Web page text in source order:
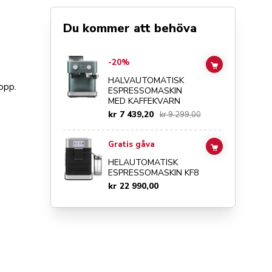
Du kommer att behöva
Go toHalvautomatisk espressomaskin med kaffekvarn
-20%
HALVAUTOMATISK
ESPRESSOMASKIN
MED KAFFEKVARN
kr 7 439,20 kr 9 299,00
ADD TO CART
Go toHelautomatisk espressomaskin KF8details page
Gratis gåva
HELAUTOMATISK
ESPRESSOMASKIN KF8
kr 22 990,00
ADD TO CART